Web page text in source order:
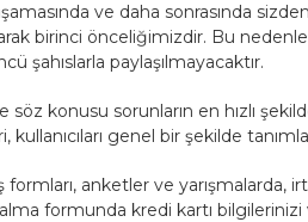
ve daha sonrasında
birinci önceliğimizdir. Bu
şahıslarla paylaşılmayacaktır.
konusu sorunların en hızlı
kullanıcıları genel bir şekilde
anketler ve yarışmalarda,
formunda kredi kartı